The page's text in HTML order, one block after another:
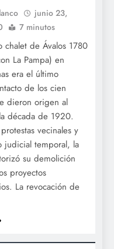
junio 23,
7 minutos
chalet de Ávalos 1780
La Pampa) en
era el último
de los cien
dieron origen al
década de 1920.
vecinales y
judicial temporal, la
su demolición
proyectos
La revocación de